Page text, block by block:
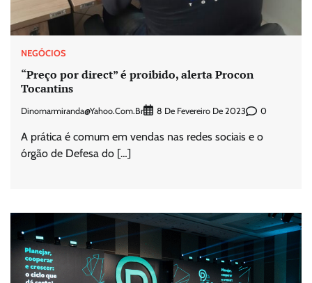
NEGÓCIOS
“Preço por direct” é proibido, alerta Procon
Tocantins
Dinomarmiranda@yahoo.com.br 8 De Fevereiro De 2023 0
A prática é comum em vendas nas redes sociais e o
órgão de Defesa do […]